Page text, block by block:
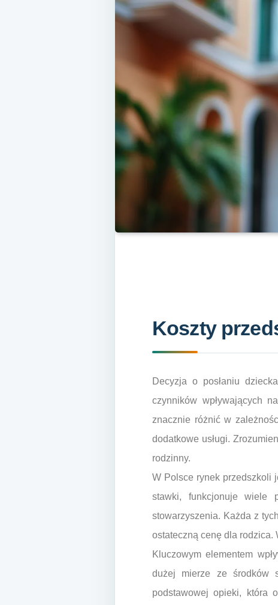
Koszty
Decyzja o posłaniu
czynników wpływających
znacznie różnić w
dodatkowe usługi.
rodzinny.
W Polsce rynek przedszkoli
stawki, funkcjonuje wiele
stowarzyszenia. Każda z
ostateczną cenę dla rodzica.
Kluczowym elementem
dużej mierze ze środków
podstawowej opieki, która